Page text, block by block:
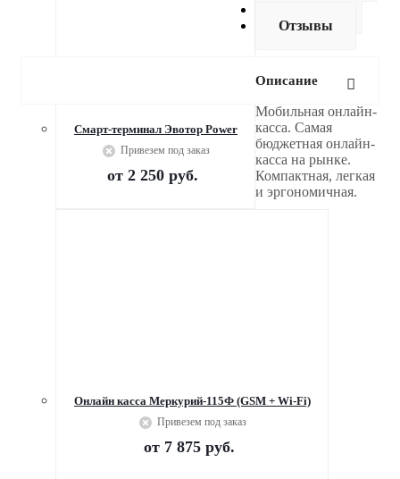
Смарт-терминал Эвотор Power
Привезем под заказ
от 2 250 руб.
Онлайн касса Меркурий-115Ф (GSM + Wi-Fi)
Привезем под заказ
от 7 875 руб.
Отзывы
Описание
Мобильная онлайн-
касса. Самая
бюджетная онлайн-
касса на рынке.
Компактная, легкая
и эргономичная.